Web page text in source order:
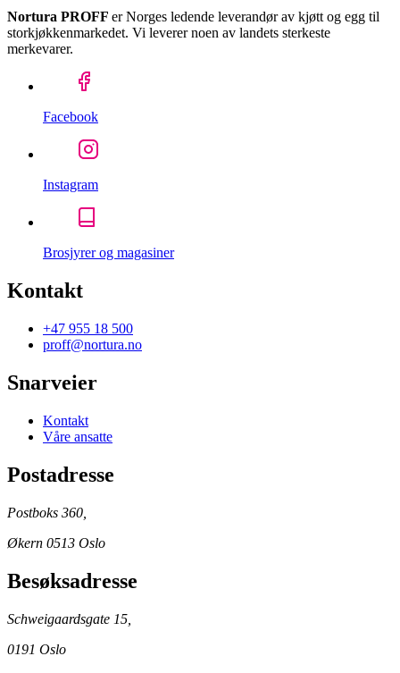
Nortura PROFF er Norges ledende leverandør av kjøtt og egg til
storkjøkkenmarkedet. Vi leverer noen av landets sterkeste
merkevarer.
Facebook
Instagram
Brosjyrer og magasiner
Kontakt
+47 955 18 500
proff@nortura.no
Snarveier
Kontakt
Våre ansatte
Postadresse
Postboks 360,
Økern 0513 Oslo
Besøksadresse
Schweigaardsgate 15,
0191 Oslo